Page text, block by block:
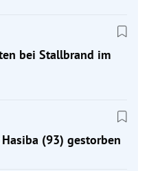
bei Stallbrand im
(93) gestorben